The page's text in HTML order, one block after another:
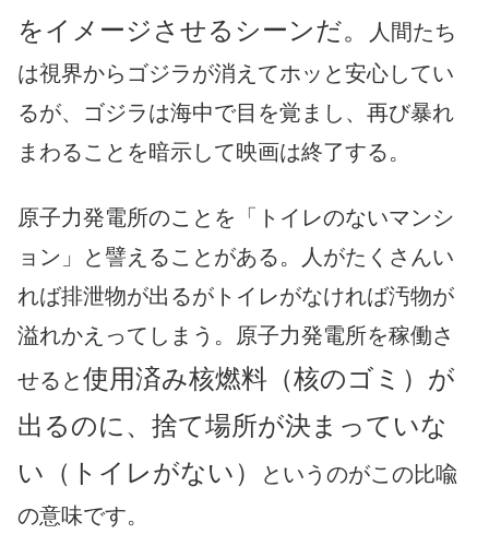
をイメージさせるシーンだ。
人間たち
は視界からゴジラが消えてホッと安心してい
るが、ゴジラは海中で目を覚まし、再び暴れ
まわることを暗示して映画は終了する。
原子力発電所のことを「トイレのないマンシ
ョン」と譬えることがある。人がたくさんい
れば排泄物が出るがトイレがなければ汚物が
溢れかえってしまう。原子力発電所を稼働さ
せると使用済み核燃料（核のゴミ）が
出るのに、捨て場所が決まっていな
い（トイレがない）
というのがこの比喩
の意味です。